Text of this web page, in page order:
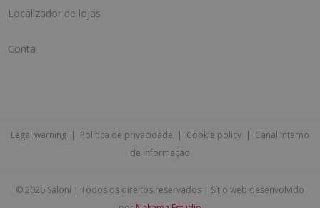
Localizador de lojas
Conta
Legal warning | Política de privacidade | Cookie policy | Canal interno
de informação
©2026 Saloni | Todos os direitos reservados | Sítio web desenvolvido